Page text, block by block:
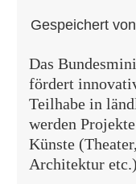
Gespeichert von
Das
fördert
Teilhabe in
werden
Künste
Architektur